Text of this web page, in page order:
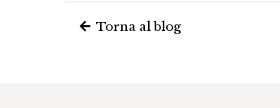
Torna al blog